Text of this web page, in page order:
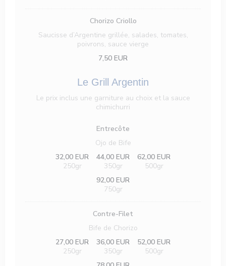
Chorizo Criollo
Saucisse d’Argentine grillée, salades, tomates,
poivrons, sauce vierge
7,50 EUR
Le Grill Argentin
Le prix inclus une garniture au choix et la sauce
chimichurri
Entrecôte
Ojo de Bife
32,00 EUR
250gr
44,00 EUR
350gr
62,00 EUR
500gr
92,00 EUR
750gr
Contre-Filet
Bife de Chorizo
27,00 EUR
250gr
36,00 EUR
350gr
52,00 EUR
500gr